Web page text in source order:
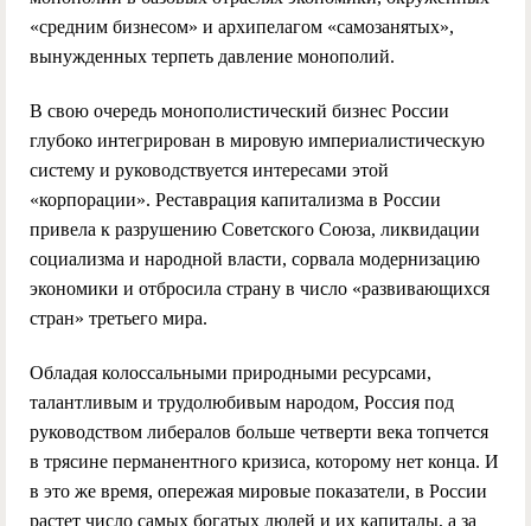
«средним бизнесом» и архипелагом «самозанятых»,
вынужденных терпеть давление монополий.
В свою очередь монополистический бизнес России
глубоко интегрирован в мировую империалистическую
систему и руководствуется интересами этой
«корпорации». Реставрация капитализма в России
привела к разрушению Советского Союза, ликвидации
социализма и народной власти, сорвала модернизацию
экономики и отбросила страну в число «развивающихся
стран» третьего мира.
Обладая колоссальными природными ресурсами,
талантливым и трудолюбивым народом, Россия под
руководством либералов больше четверти века топчется
в трясине перманентного кризиса, которому нет конца. И
в это же время, опережая мировые показатели, в России
растет число самых богатых людей и их капиталы, а за